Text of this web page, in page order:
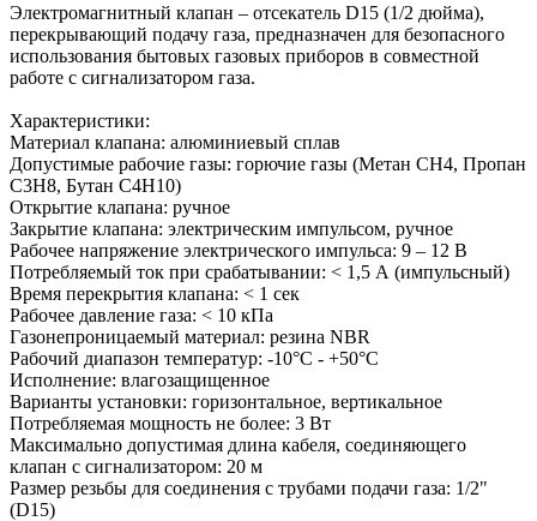
Электромагнитный клапан – отсекатель D15 (1/2 дюйма),
перекрывающий подачу газа, предназначен для безопасного
использования бытовых газовых приборов в совместной
работе с сигнализатором газа.
Характеристики:
Материал клапана: алюминиевый сплав
Допустимые рабочие газы: горючие газы (Метан СН4, Пропан
С3Н8, Бутан С4Н10)
Открытие клапана: ручное
Закрытие клапана: электрическим импульсом, ручное
Рабочее напряжение электрического импульса: 9 – 12 В
Потребляемый ток при срабатывании: < 1,5 А (импульсный)
Время перекрытия клапана: < 1 сек
Рабочее давление газа: < 10 кПа
Газонепроницаемый материал: резина NBR
Рабочий диапазон температур: -10°С - +50°С
Исполнение: влагозащищенное
Варианты установки: горизонтальное, вертикальное
Потребляемая мощность не более: 3 Вт
Максимально допустимая длина кабеля, соединяющего
клапан с сигнализатором: 20 м
Размер резьбы для соединения с трубами подачи газа: 1/2"
(D15)